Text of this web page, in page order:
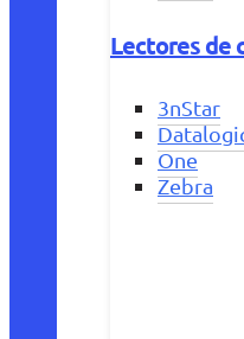
Lectores de
3nStar
One
Zebra